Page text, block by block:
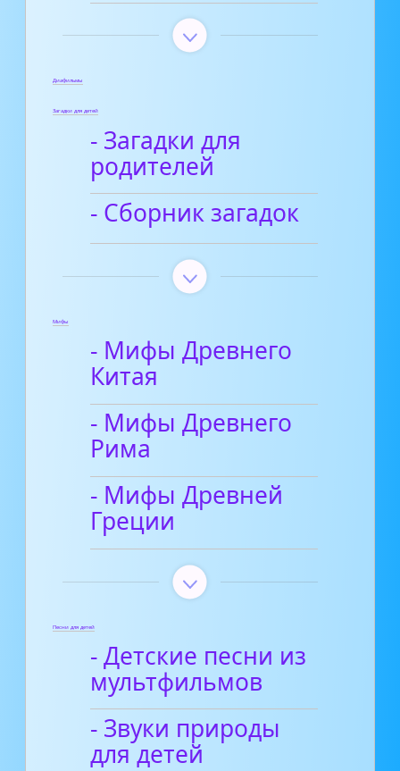
Диафильмы
Загадки для детей
- Загадки для
родителей
- Сборник загадок
Мифы
- Мифы Древнего
Китая
- Мифы Древнего
Рима
- Мифы Древней
Греции
Песни для детей
- Детские песни из
мультфильмов
- Звуки природы
для детей